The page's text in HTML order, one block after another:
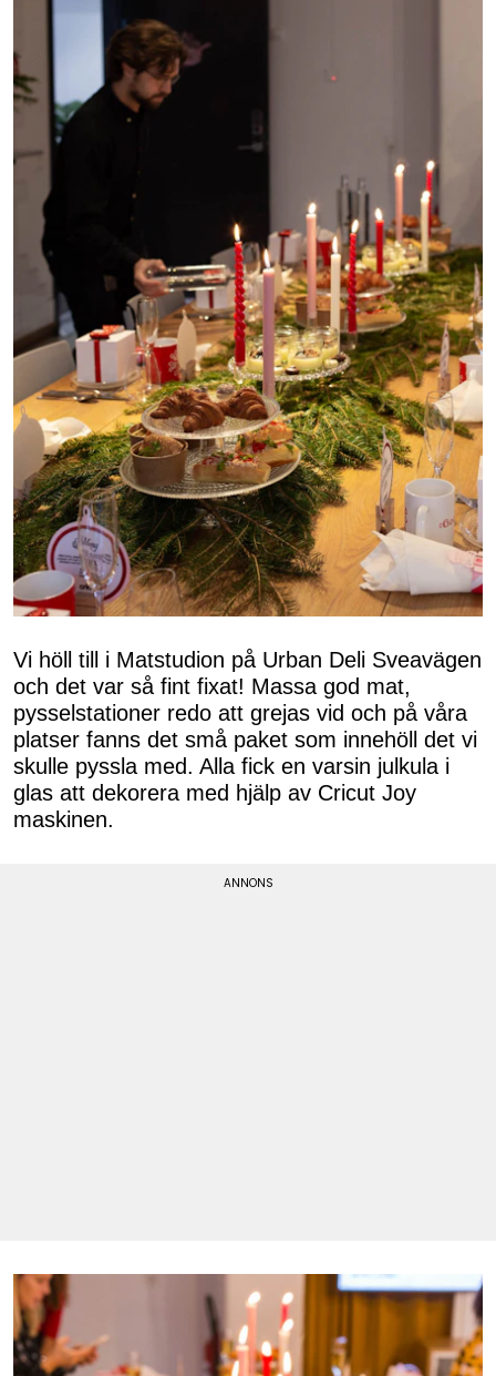
Vi höll till i Matstudion på Urban Deli Sveavägen
och det var så fint fixat! Massa god mat,
pysselstationer redo att grejas vid och på våra
platser fanns det små paket som innehöll det vi
skulle pyssla med. Alla fick en varsin julkula i
glas att dekorera med hjälp av Cricut Joy
maskinen.